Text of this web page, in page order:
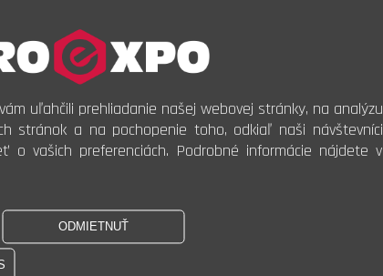
uľahčili prehliadanie našej webovej stránky, na analýzu
stránok a na pochopenie toho, odkiaľ naši návštevníci
o vašich preferenciách. Podrobné informácie nájdete v